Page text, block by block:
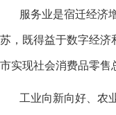
服务业是宿迁经济增
苏，既得益于数字经济
市实现社会消费品零售
工业向新向好、农业